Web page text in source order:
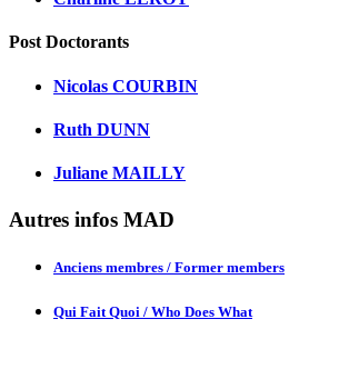
Post Doctorants
Nicolas COURBIN
Ruth DUNN
Juliane MAILLY
Autres infos MAD
Anciens membres / Former members
Qui Fait Quoi / Who Does What